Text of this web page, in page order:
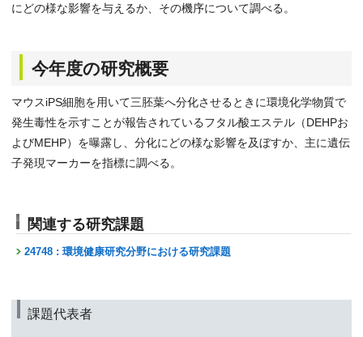
にどの様な影響を与えるか、その機序について調べる。
今年度の研究概要
マウスiPS細胞を用いて三胚葉へ分化させるときに環境化学物質で
発生毒性を示すことが報告されているフタル酸エステル（DEHPお
よびMEHP）を曝露し、分化にどの様な影響を及ぼすか、主に遺伝
子発現マーカーを指標に調べる。
関連する研究課題
24748 : 環境健康研究分野における研究課題
課題代表者